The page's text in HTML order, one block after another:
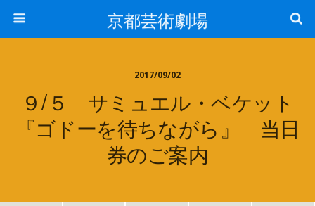
京都芸術劇場
2017/09/02
９/５ サミュエル・ベケット
『ゴドーを待ちながら』 当日
券のご案内